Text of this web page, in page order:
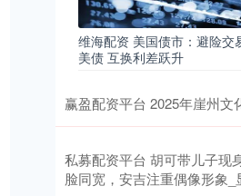
维海配资 美国债市：避险交
美债 互换利差跃升
赢盈配资平台 2025年崖州文
私募配资平台 胡可带儿子现
脸同宽，安吉注重偶像形象_